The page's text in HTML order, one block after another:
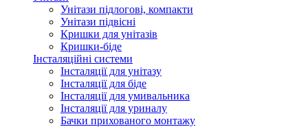
Унітази підлогові, компакти
Унітази підвісні
Кришки для унітазів
Кришки-біде
Інсталяційні системи
Інсталяції для унітазу
Інсталяції для біде
Інсталяції для умивальника
Інсталяції для уриналу
Бачки прихованого монтажу